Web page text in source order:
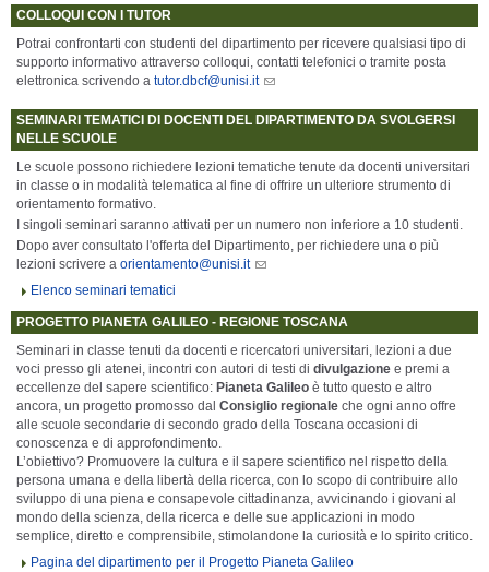
COLLOQUI CON I TUTOR
Potrai confrontarti con studenti del dipartimento per ricevere qualsiasi tipo di
supporto informativo attraverso colloqui, contatti telefonici o tramite posta
elettronica scrivendo a tutor.dbcf@unisi.it
SEMINARI TEMATICI DI DOCENTI DEL DIPARTIMENTO DA SVOLGERSI
NELLE SCUOLE
Le scuole possono richiedere lezioni tematiche tenute da docenti universitari
in classe o in modalità telematica al fine di offrire un ulteriore strumento di
orientamento formativo.
I singoli seminari saranno attivati per un numero non inferiore a 10 studenti.
Dopo aver consultato l'offerta del Dipartimento, per richiedere una o più
lezioni scrivere a orientamento@unisi.it
Elenco seminari tematici
PROGETTO PIANETA GALILEO - REGIONE TOSCANA
Seminari in classe tenuti da docenti e ricercatori universitari, lezioni a due
voci presso gli atenei, incontri con autori di testi di divulgazione e premi a
eccellenze del sapere scientifico: Pianeta Galileo è tutto questo e altro
ancora, un progetto promosso dal Consiglio regionale che ogni anno offre
alle scuole secondarie di secondo grado della Toscana occasioni di
conoscenza e di approfondimento.
L’obiettivo? Promuovere la cultura e il sapere scientifico nel rispetto della
persona umana e della libertà della ricerca, con lo scopo di contribuire allo
sviluppo di una piena e consapevole cittadinanza, avvicinando i giovani al
mondo della scienza, della ricerca e delle sue applicazioni in modo
semplice, diretto e comprensibile, stimolandone la curiosità e lo spirito critico.
Pagina del dipartimento per il Progetto Pianeta Galileo